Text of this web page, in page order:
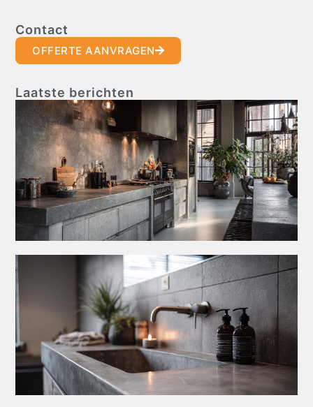
Contact
OFFERTE AANVRAGEN
Laatste berichten